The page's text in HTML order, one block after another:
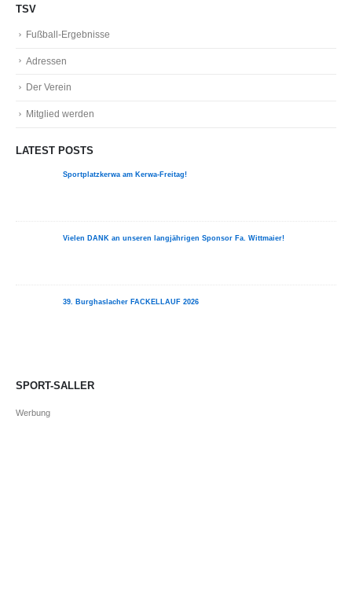
TSV
Fußball-Ergebnisse
Adressen
Der Verein
Mitglied werden
LATEST POSTS
Sportplatzkerwa am Kerwa-Freitag!
Vielen DANK an unseren langjährigen Sponsor Fa. Wittmaier!
39. Burghaslacher FACKELLAUF 2026
SPORT-SALLER
Werbung